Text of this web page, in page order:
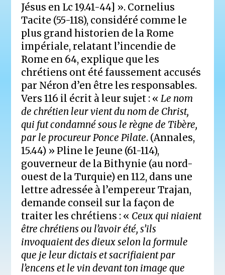
Jésus en Lc 19.41-44] ». Cornelius
Tacite (55-118), considéré comme le
plus grand historien de la Rome
impériale, relatant l’incendie de
Rome en 64, explique que les
chrétiens ont été faussement accusés
par Néron d’en être les responsables.
Vers 116 il écrit à leur sujet : «Le nom
de chrétien leur vient du nom de Christ,
qui fut condamné sous le règne de Tibère,
par le procureur Ponce Pilate. (Annales,
15.44) » Pline le Jeune (61-114),
gouverneur de la Bithynie (au nord-
ouest de la Turquie) en 112, dans une
lettre adressée à l’empereur Trajan,
demande conseil sur la façon de
traiter les chrétiens : « Ceux qui niaient
être chrétiens ou l’avoir été, s’ils
invoquaient des dieux selon la formule
que je leur dictais et sacrifiaient par
l’encens et le vin devant ton image que